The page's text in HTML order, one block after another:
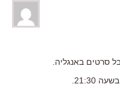
סרטים באנגליה.